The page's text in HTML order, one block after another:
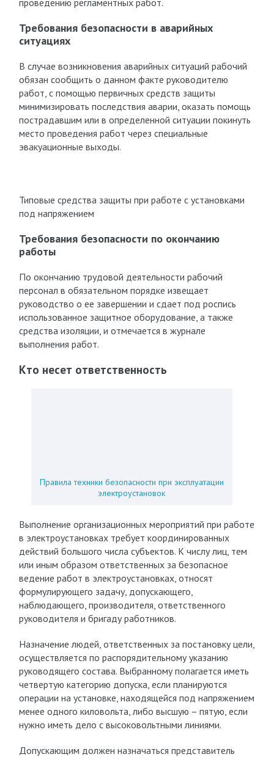
проведению регламентных работ.
Требования безопасности в аварийных
ситуациях
В случае возникновения аварийных ситуаций рабочий
обязан сообщить о данном факте руководителю
работ, с помощью первичных средств защиты
минимизировать последствия аварии, оказать помощь
пострадавшим или в определенной ситуации покинуть
место проведения работ через специальные
эвакуационные выходы.
Типовые средства защиты при работе с установками
под напряжением
Требования безопасности по окончанию
работы
По окончанию трудовой деятельности рабочий
персонал в обязательном порядке извещает
руководство о ее завершении и сдает под роспись
использованное защитное оборудование, а также
средства изоляции, и отмечается в журнале
выполнения работ.
Кто несет ответственность
Правила техники безопасности при эксплуатации
электроустановок
Выполнение организационных мероприятий при работе
в электроустановках требует координированных
действий большого числа субъектов. К числу лиц, тем
или иным образом ответственных за безопасное
ведение работ в электроустановках, относят
формулирующего задачу, допускающего,
наблюдающего, производителя, ответственного
руководителя и бригаду работников.
Назначение людей, ответственных за постановку цели,
осуществляется по распорядительному указанию
руководящего состава. Выбранному полагается иметь
четвертую категорию допуска, если планируются
операции на установке, находящейся под напряжением
менее одного киловольта, либо высшую – пятую, если
нужно иметь дело с высоковольтными линиями.
Допускающим должен назначаться представитель